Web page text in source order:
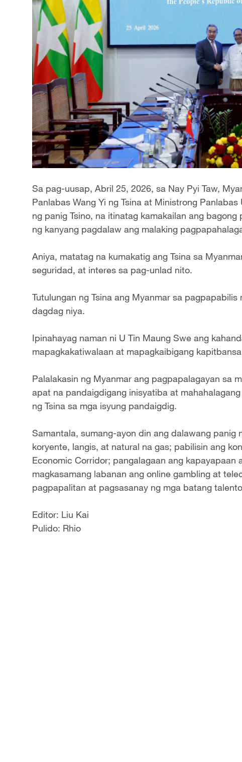
Sa pag-uusap, Abril 25, 2026, sa Nay Pyi Taw,
Panlabas Wang Yi ng Tsina at Ministrong
ng panig Tsino, na itinatag kamakailan ang
ng kanyang pagdalaw ang malaking
Aniya, matatag na kumakatig ang Tsina sa
seguridad, at interes sa pag-unlad nito.
Tutulungan ng Tsina ang Myanmar sa
dagdag niya.
Ipinahayag naman ni U Tin Maung Swe ang
mapagkakatiwalaan at mapagkaibigang kapitbansa
Palalakasin ng Myanmar ang pagpapalagayan sa
apat na pandaigdigang inisyatiba at
ng Tsina sa mga isyung pandaigdig.
Samantala, sumang-ayon din ang dalawang panig
koryente, langis, at natural na gas; pabilisin ang
Economic Corridor; pangalagaan ang kapayapaan
magkasamang labanan ang online gambling at
pagpapalitan at pagsasanay ng mga batang
Editor: Liu Kai
Pulido: Rhio